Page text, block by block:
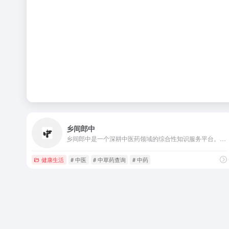
乡间郎中
健康生活 # 中医 # 中草药查询 # 中药